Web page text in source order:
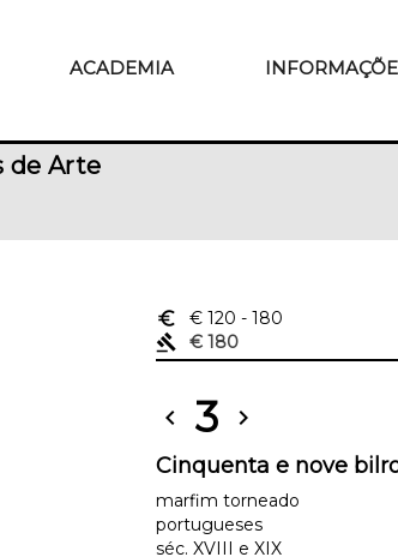
ACADEMIA
de Arte
euro_symbol € 120 - 180
gavel
€ 180
chevron_left 3 chevron_right
Cinquenta e nove
marfim torneado
portugueses
séc. XVIII e XIX